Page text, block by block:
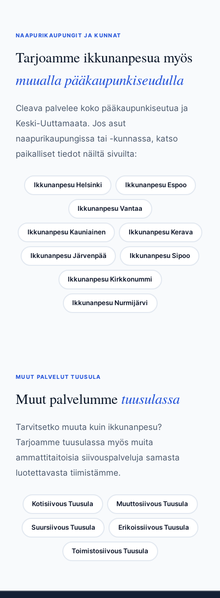
NAAPURIKAUPUNGIT JA KUNNAT
Tarjoamme ikkunanpesua myös
muualla pääkaupunkiseudulla
Cleava palvelee koko pääkaupunkiseutua ja
Keski-Uuttamaata. Jos asut
naapurikaupungissa tai -kunnassa, katso
paikalliset tiedot näiltä sivuilta:
Ikkunanpesu Helsinki Ikkunanpesu Espoo
Ikkunanpesu Vantaa
Ikkunanpesu Kauniainen Ikkunanpesu Kerava
Ikkunanpesu Järvenpää Ikkunanpesu Sipoo
Ikkunanpesu Kirkkonummi
Ikkunanpesu Nurmijärvi
MUUT PALVELUT TUUSULA
Muut palvelumme tuusulassa
Tarvitsetko muuta kuin ikkunanpesu?
Tarjoamme tuusulassa myös muita
ammattitaitoisia siivouspalveluja samasta
luotettavasta tiimistämme.
Kotisiivous Tuusula Muuttosiivous Tuusula
Suursiivous Tuusula Erikoissiivous Tuusula
Toimistosiivous Tuusula